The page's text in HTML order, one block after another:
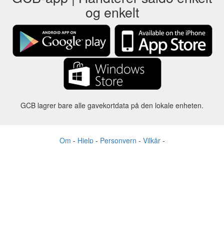
og enkelt
GCB lagrer bare alle gavekortdata på den lokale enheten.
Om - Hjelp- Personvern - Vilkår-